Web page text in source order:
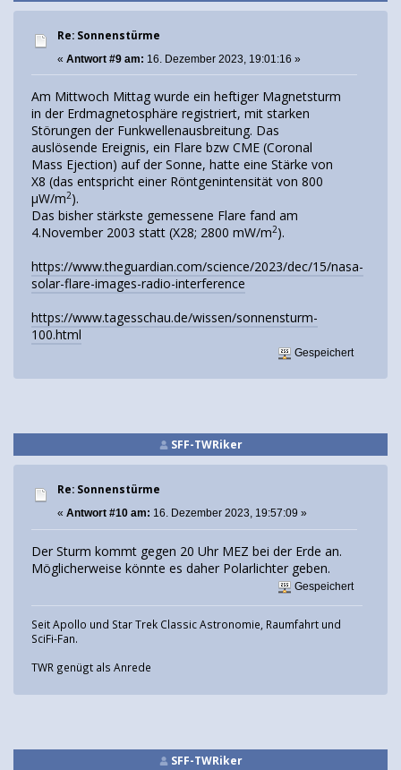
Re: Sonnenstürme
« Antwort #9 am: 16. Dezember 2023, 19:01:16 »
Am Mittwoch Mittag wurde ein heftiger Magnetsturm
in der Erdmagnetosphäre registriert, mit starken
Störungen der Funkwellenausbreitung. Das
auslösende Ereignis, ein Flare bzw CME (Coronal
Mass Ejection) auf der Sonne, hatte eine Stärke von
X8 (das entspricht einer Röntgenintensität von 800
µW/m2).
Das bisher stärkste gemessene Flare fand am
4.November 2003 statt (X28; 2800 mW/m2).
https://www.theguardian.com/science/2023/dec/15/nasa-
solar-flare-images-radio-interference
https://www.tagesschau.de/wissen/sonnensturm-
100.html
Gespeichert
SFF-TWRiker
Re: Sonnenstürme
« Antwort #10 am: 16. Dezember 2023, 19:57:09 »
Der Sturm kommt gegen 20 Uhr MEZ bei der Erde an.
Möglicherweise könnte es daher Polarlichter geben.
Gespeichert
Seit Apollo und Star Trek Classic Astronomie, Raumfahrt und
SciFi-Fan.
TWR genügt als Anrede
SFF-TWRiker